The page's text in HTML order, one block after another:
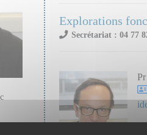
Explorations
Secrétariat : 04 77